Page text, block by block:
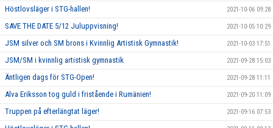
Höstlovsläger i STG-hallen! 2021-10-06 09:28
SAVE THE DATE 5/12 Juluppvisning! 2021-10-05 10:29
JSM silver och SM brons i Kvinnlig Artistisk Gymnastik! 2021-10-03 17:51
JSM/SM i kvinnlig artistisk gymnastik 2021-09-28 15:03
Äntligen dags för STG-Open! 2021-09-28 11:11
Alva Eriksson tog guld i fristående i Rumänien! 2021-09-20 11:09
Truppen på efterlängtat läger! 2021-09-16 07:53